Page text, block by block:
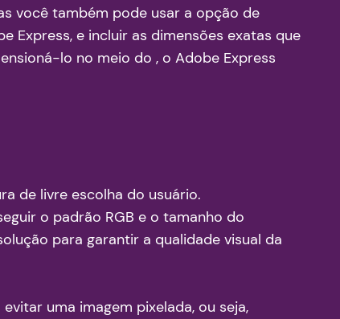
você também pode usar a opção de
Express, e incluir as dimensões exatas que
lo no meio do , o Adobe Express
de livre escolha do usuário.
o padrão RGB e o tamanho do
para garantir a qualidade visual da
evitar uma imagem pixelada, ou seja,